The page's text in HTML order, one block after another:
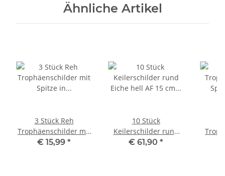
Ähnliche Artikel
3 Stück Reh
Trophäenschilder mit
Spitze in Eiche Dunkel
€ 15,99 *
10 Stück
Keilerschilder rund
Eiche hell AF 15 cm
€ 61,90 *